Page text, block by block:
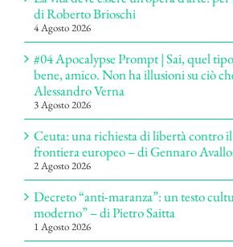
di Roberto Brioschi
4 Agosto 2026
#04 Apocalypse Prompt | Sai, quel
bene, amico. Non ha illusioni su ciò
Alessandro Verna
3 Agosto 2026
Ceuta: una richiesta di libertà contro
frontiera europeo – di Gennaro
2 Agosto 2026
Decreto “anti-maranza”: un testo
moderno” – di Pietro Saitta
1 Agosto 2026